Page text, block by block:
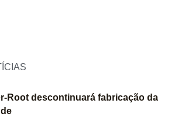
Root descontinuará fabricação da